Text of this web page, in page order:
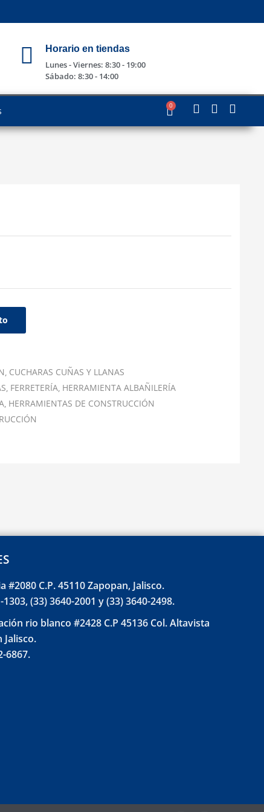
Horario en tiendas
Lunes - Viernes: 8:30 - 19:00
Sábado: 8:30 - 14:00
0
CUCHARAS CUÑAS Y LLANAS
FERRETERÍA HERRAMIENTA ALBAÑILERÍA
HERRAMIENTAS DE CONSTRUCCIÓN
#2080 C.P. 45110 Zapopan, Jalisco.
1303, (33) 3640-2001 y (33) 3640-2498.
rio blanco #2428 C.P 45136 Col. Altavista
Jalisco.
6867.